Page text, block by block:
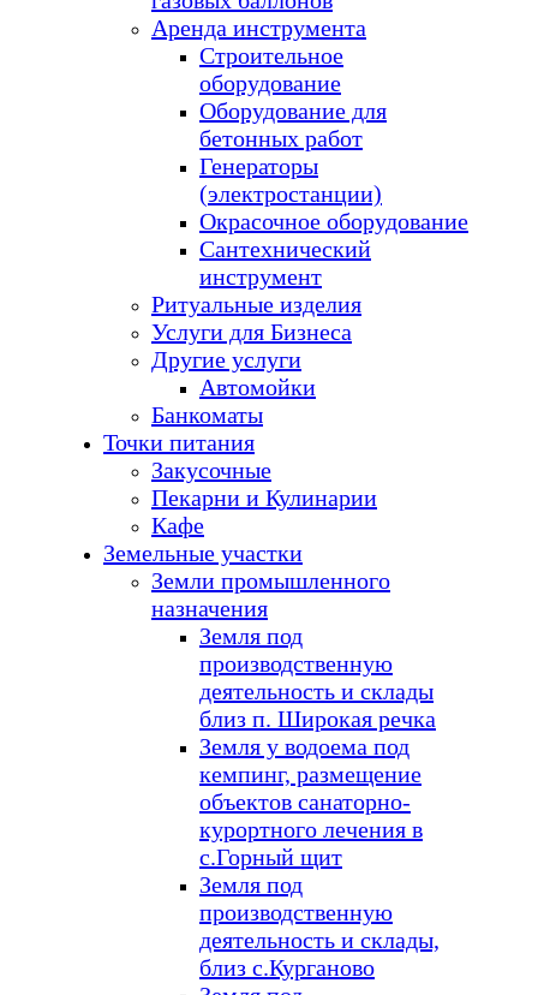
Аренда инструмента
Строительное
оборудование
Оборудование для
бетонных работ
Генераторы
(электростанции)
Окрасочное оборудование
Сантехнический
инструмент
Ритуальные изделия
Услуги для Бизнеса
Другие услуги
Автомойки
Банкоматы
Точки питания
Закусочные
Пекарни и Кулинарии
Кафе
Земельные участки
Земли промышленного
назначения
Земля под
производственную
деятельность и склады
близ п. Широкая речка
Земля у водоема под
кемпинг, размещение
объектов санаторно-
курортного лечения в
с.Горный щит
Земля под
производственную
деятельность и склады,
близ с.Курганово